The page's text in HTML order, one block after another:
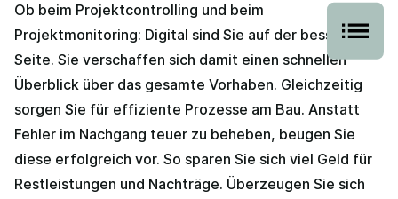
Ob beim Projektcontrolling und beim
Projektmonitoring: Digital sind Sie auf der besseren
Seite. Sie verschaffen sich damit einen schnellen
Überblick über das gesamte Vorhaben. Gleichzeitig
sorgen Sie für effiziente Prozesse am Bau. Anstatt
Fehler im Nachgang teuer zu beheben, beugen Sie
diese erfolgreich vor. So sparen Sie sich viel Geld für
Restleistungen und Nachträge. Überzeugen Sie sich